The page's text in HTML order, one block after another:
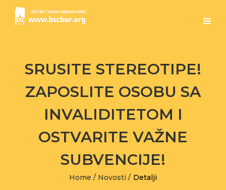
SRUSITE STEREOTIPE!
ZAPOSLITE OSOBU SA
INVALIDITETOM I
OSTVARITE VAŽNE
SUBVENCIJE!
Home / Novosti / Detalji